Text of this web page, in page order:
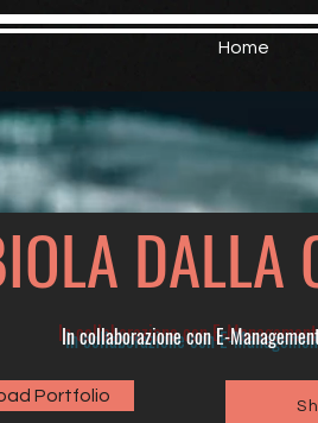
Home
DALLA
In collaborazione con E-
Portfolio